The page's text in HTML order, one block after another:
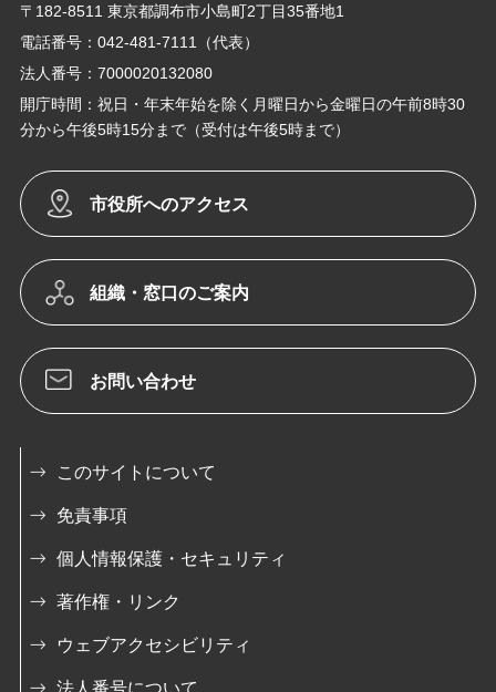
〒182-8511 東京都調布市小島町2丁目35番地1
電話番号：042-481-7111（代表）
法人番号：7000020132080
開庁時間：祝日・年末年始を除く月曜日から金曜日の午前8時30
分から午後5時15分まで（受付は午後5時まで）
市役所へのアクセス
組織・窓口のご案内
お問い合わせ
このサイトについて
免責事項
個人情報保護・セキュリティ
著作権・リンク
ウェブアクセシビリティ